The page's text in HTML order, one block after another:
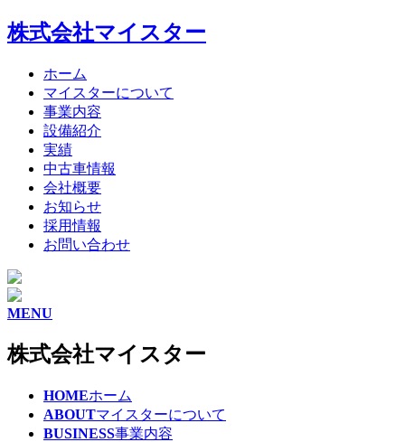
株式会社マイスター
ホーム
マイスターについて
事業内容
設備紹介
実績
中古車情報
会社概要
お知らせ
採用情報
お問い合わせ
MENU
株式会社マイスター
HOMEホーム
ABOUTマイスターについて
BUSINESS事業内容